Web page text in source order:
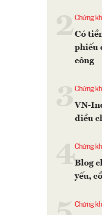
2Chứng
Có
phiếu
công
Chứng
VN-
điều
4Chứng
Blog
yếu,
Chứng